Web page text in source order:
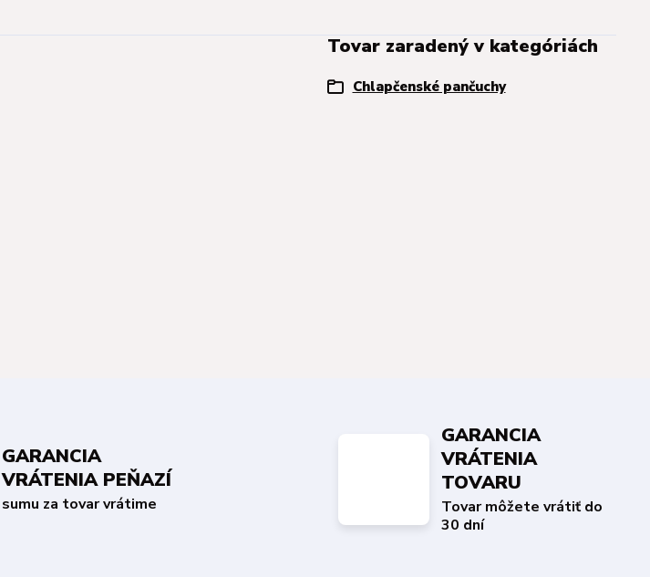
Tovar zaradený v kategóriách
Chlapčenské pančuchy
GARANCIA
VRÁTENIA PEŇAZÍ
sumu za tovar vrátime
GARANCIA
VRÁTENIA
TOVARU
Tovar môžete vrátiť do
30 dní